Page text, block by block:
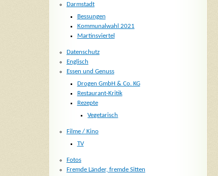
Darmstadt
Bessungen
Kommunalwahl 2021
Martinsviertel
Datenschutz
Englisch
Essen und Genuss
Drogen GmbH & Co. KG
Restaurant-Kritik
Rezepte
Vegetarisch
Filme / Kino
TV
Fotos
Fremde Länder, fremde Sitten